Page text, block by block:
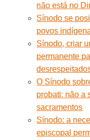
não está no
Sínodo se
povos
Sínodo, criar
permanente
O Sínodo
probati: não a
sacramentos
Sínodo: a
episcopal